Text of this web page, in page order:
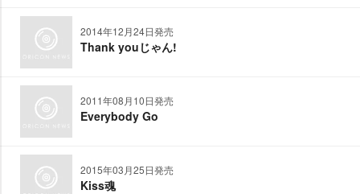
2014年12月24日発売
Thank youじゃん!
2011年08月10日発売
Everybody Go
2015年03月25日発売
Kiss魂